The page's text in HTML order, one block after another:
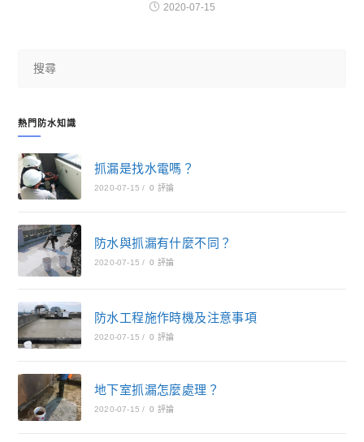
2020-07-15
熱門防水知識
抓漏是找水電嗎？
2020-07-15 / 0 評論
防水與抓漏有什麼不同？
2020-07-15 / 0 評論
防水工程施作時機及注意事項
2020-07-15 / 0 評論
地下室抓漏怎麼處理？
2020-07-15 / 0 評論